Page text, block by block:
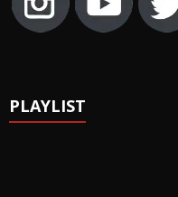
PLAYLIST